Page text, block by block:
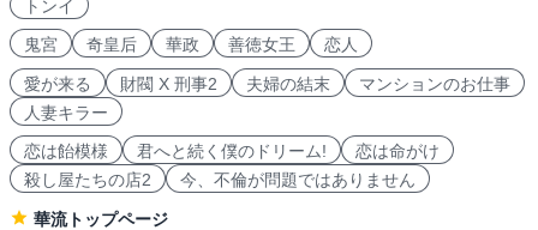
トンイ
鬼宮
奇皇后 華政 善徳女王 恋人
愛が来る 財閥 X 刑事2 夫婦の結末
マンションのお仕事
人妻キラー
恋は飴模様
君へと続く僕のドリーム!
恋は命がけ
殺し屋たちの店2
今、不倫が問題ではありません
華流トップページ